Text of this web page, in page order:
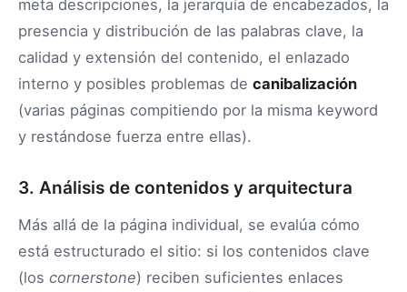
meta descripciones, la jerarquía de encabezados, la
presencia y distribución de las palabras clave, la
calidad y extensión del contenido, el enlazado
interno y posibles problemas de canibalización
(varias páginas compitiendo por la misma keyword
y restándose fuerza entre ellas).
3. Análisis de contenidos y arquitectura
Más allá de la página individual, se evalúa cómo
está estructurado el sitio: si los contenidos clave
(los cornerstone) reciben suficientes enlaces